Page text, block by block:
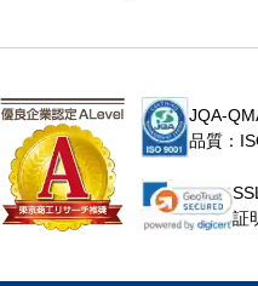
JQA-
品質：
証